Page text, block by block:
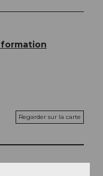
Regarder sur la carte